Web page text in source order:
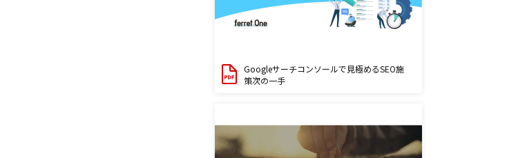
Googleサーチコンソールで見極めるSEO施
策次の一手